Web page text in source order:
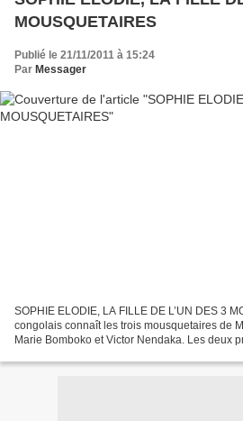
MOUSQUETAIRES
Publié le 21/11/2011 à 15:24
Par Messager
SOPHIE ELODIE, LA FILLE DE L’UN DES 3
congolais connaît les trois mousquetaires de
Marie Bomboko et Victor Nendaka. Les deux